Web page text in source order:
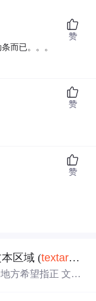
而已。。。
赞
赞
赞
区域 (textarea
方希望指正 文章